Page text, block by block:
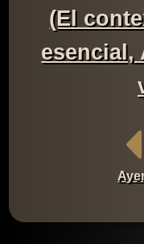
(El
esencial,